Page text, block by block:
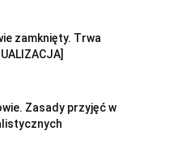
zamknięty. Trwa
Zasady przyjęć w